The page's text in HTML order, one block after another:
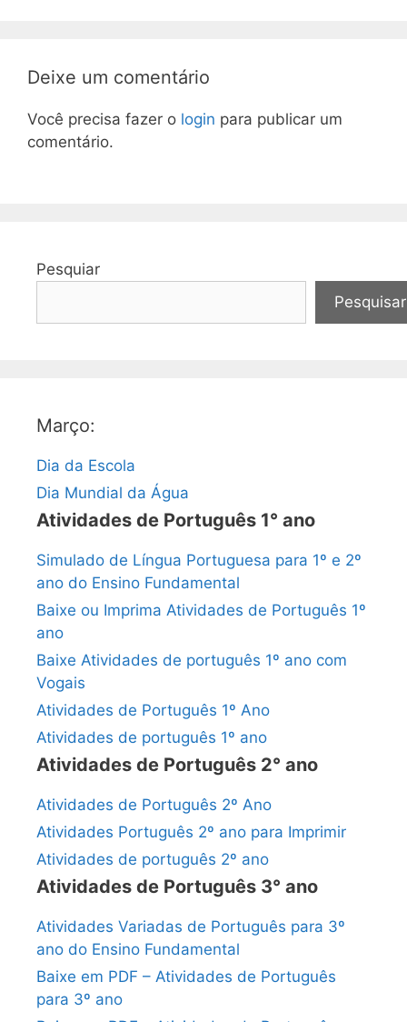
Deixe um comentário
Você precisa fazer o login para publicar um
comentário.
Pesquiar
Pesquisar
Março:
Dia da Escola
Dia Mundial da Água
Atividades de Português 1° ano
Simulado de Língua Portuguesa para 1º e 2º
ano do Ensino Fundamental
Baixe ou Imprima Atividades de Português 1º
ano
Baixe Atividades de português 1º ano com
Vogais
Atividades de Português 1º Ano
Atividades de português 1º ano
Atividades de Português 2° ano
Atividades de Português 2º Ano
Atividades Português 2º ano para Imprimir
Atividades de português 2º ano
Atividades de Português 3° ano
Atividades Variadas de Português para 3º
ano do Ensino Fundamental
Baixe em PDF – Atividades de Português
para 3º ano